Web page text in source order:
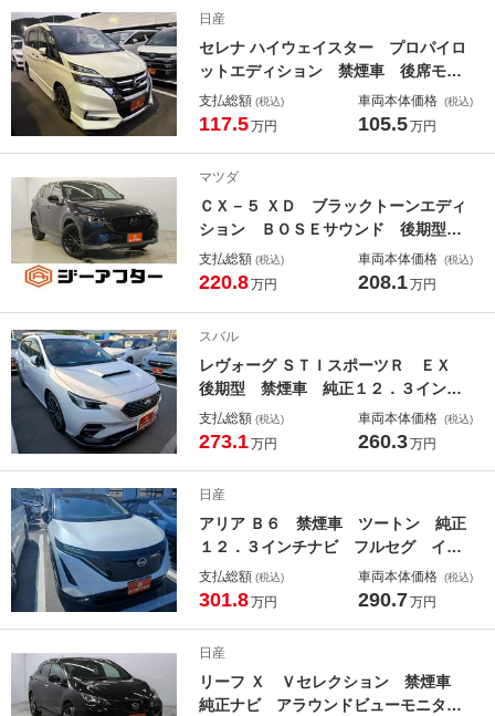
点をご評価いただけたことを大変嬉しく思っております。書類のご案内や進
捗のご連絡につきましても、ご安心いただけたようで何よりでございます。
価格面につきましてもご満足いただけたとのこと、今後も適正でご納得いた
だけるご提案を継続してまいります。「第一候補」とのお言葉をいただけた
ことに恥じぬよう、今後もより一層サービス向上に努めてまいります。また
お車をご検討の際は、ぜひお気軽にご相談くださいませ。この度は誠にあり
がとうございました。
日産
セレナ ハイウェイスター プロパイロ
ットエディション 禁煙車 後席モニ
ター 両側電動スライドドア 純正９
インチディスプレイ バックカメラ
ｔｏｏｔｈ接続 ＥＴＣ オートライ
ト 電格ミラー
支払総額 (税込)
117.5万円
車両本体価格 (税込)
105.5万円
マツダ
ＣＸ－５ ＸＤ ブラックトーンエディ
ション ＢＯＳＥサウンド 後期型
禁煙車 純正１０．２５インチナビ
フルセグＴＶ アダプティブクルーズ
ー ステアリングヒーター ＥＴＣ
ＵＳＢ
支払総額 (税込)
220.8万円
車両本体価格 (税込)
208.1万円
スバル
レヴォーグ ＳＴＩスポーツＲ ＥＸ
後期型 禁煙車 純正１２．３インチ
ナビ フルセグ アイサイトＸ バッ
クカメラ 赤革シート シートヒータ
ンナーミラーＬＥＤヘッドライト
支払総額 (税込)
273.1万円
車両本体価格 (税込)
260.3万円
日産
アリア Ｂ６ 禁煙車 ツートン 純正
１２．３インチナビ フルセグ イン
テリジェントアラウンドビューモニタ
ー デジタルインナーミラー 電動リ
ソナー
支払総額 (税込)
301.8万円
車両本体価格 (税込)
290.7万円
日産
リーフ Ｘ Ｖセレクション 禁煙車
純正ナビ アラウンドビューモニタ